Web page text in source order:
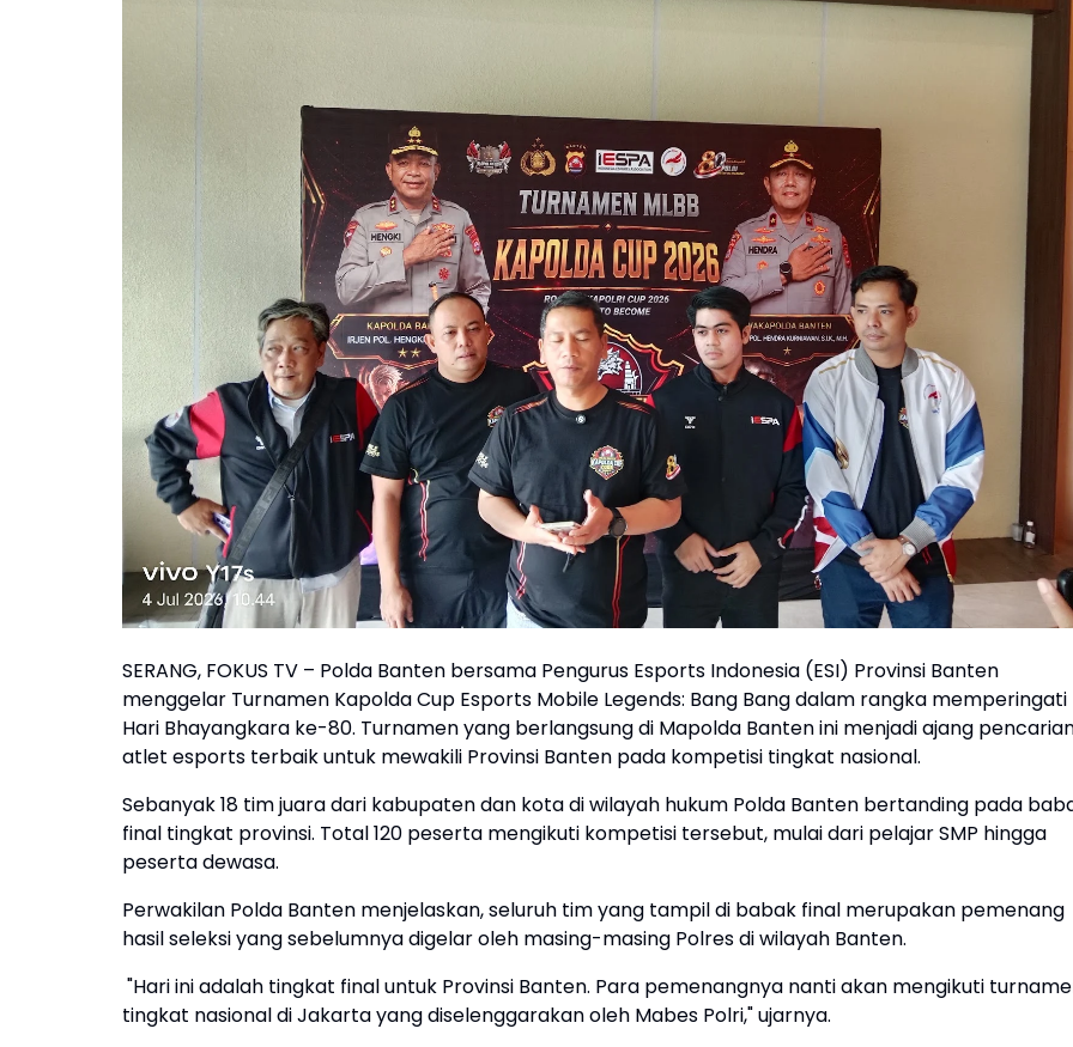
SERANG, FOKUS TV – Polda Banten bersama Pengurus Esports Indonesia (ESI) Provinsi Banten
menggelar Turnamen Kapolda Cup Esports Mobile Legends: Bang Bang dalam rangka memperingati
Hari Bhayangkara ke-80. Turnamen yang berlangsung di Mapolda Banten ini menjadi ajang
atlet esports terbaik untuk mewakili Provinsi Banten pada kompetisi tingkat nasional.
Sebanyak 18 tim juara dari kabupaten dan kota di wilayah hukum Polda Banten bertanding pada
final tingkat provinsi. Total 120 peserta mengikuti kompetisi tersebut, mulai dari pelajar SMP hingga
peserta dewasa.
Perwakilan Polda Banten menjelaskan, seluruh tim yang tampil di babak final merupakan pemenang
hasil seleksi yang sebelumnya digelar oleh masing-masing Polres di wilayah Banten.
"Hari ini adalah tingkat final untuk Provinsi Banten. Para pemenangnya nanti akan mengikuti
tingkat nasional di Jakarta yang diselenggarakan oleh Mabes Polri," ujarnya.